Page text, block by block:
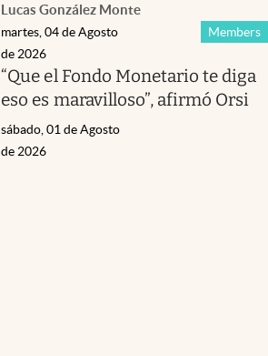
Lucas González Monte
Members
martes, 04 de Agosto
de 2026
“Que el Fondo Monetario te diga
eso es maravilloso”, afirmó Orsi
sábado, 01 de Agosto
de 2026